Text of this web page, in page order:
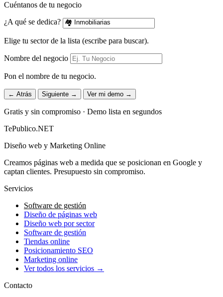
Cuéntanos de tu negocio
¿A qué se dedica?
Elige tu sector de la lista (escribe para buscar).
Nombre del negocio
Pon el nombre de tu negocio.
← Atrás Siguiente → Ver mi demo →
Gratis y sin compromiso · Demo lista en segundos
TePublico.NET
Diseño web y Marketing Online
Creamos páginas web a medida que se posicionan en Google y
captan clientes. Presupuesto sin compromiso.
Servicios
Software de gestión
Diseño de páginas web
Diseño web por sector
Software de gestión
Tiendas online
Posicionamiento SEO
Marketing online
Ver todos los servicios →
Contacto